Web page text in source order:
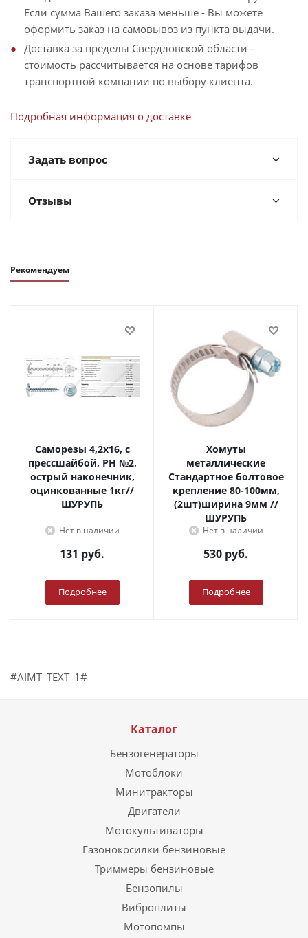
Если сумма Вашего заказа меньше - Вы можете
оформить заказ на самовывоз из пункта выдачи.
Доставка за пределы Свердловской области –
стоимость рассчитывается на основе тарифов
транспортной компании по выбору клиента.
Подробная информация о доставке
Задать вопрос
Отзывы
Рекомендуем
Саморезы 4,2х16, с
прессшайбой, PH №2,
острый наконечник,
оцинкованные 1кг//
ШУРУПЬ
Нет в наличии
131 руб.
Подробнее
Хомуты
металлические
Стандартное болтовое
крепление 80-100мм,
(2шт)ширина 9мм //
ШУРУПЬ
Нет в наличии
530 руб.
Подробнее
#AIMT_TEXT_1#
Каталог
Бензогенераторы
Мотоблоки
Минитракторы
Двигатели
Мотокультиваторы
Газонокосилки бензиновые
Триммеры бензиновые
Бензопилы
Виброплиты
Мотопомпы